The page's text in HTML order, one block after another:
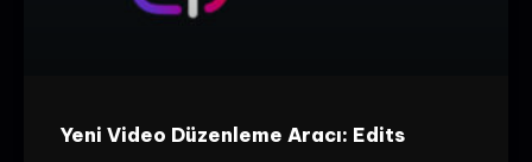
Yeni Video Düzenleme Aracı: Edits